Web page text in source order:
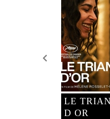
LE
D OR